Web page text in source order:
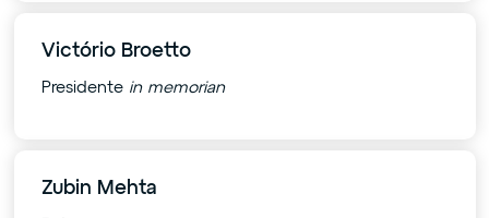
Victório Broetto
Presidente in memorian
Zubin Mehta